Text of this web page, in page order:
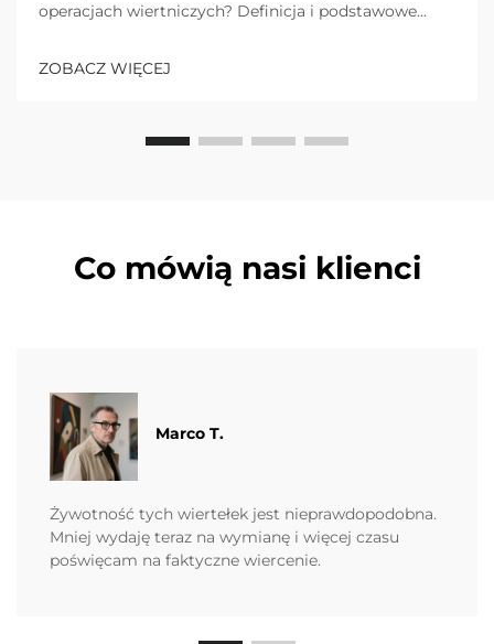
operacjach wiertniczych? Definicja i podstawowe
zasadniczo specjalistycznymi narzędziami
ZOBACZ WIĘCEJ
Co mówią nasi klienci
Marco T.
Żywotność tych wiertełek jest nieprawdopodobna.
Mniej wydaję teraz na wymianę i więcej czasu
poświęcam na faktyczne wiercenie.